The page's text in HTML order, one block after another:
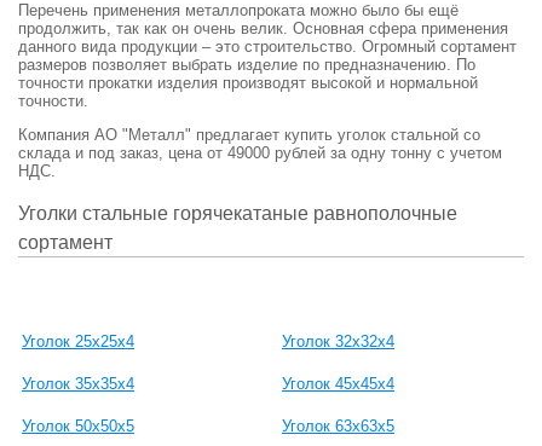
Перечень применения металлопроката можно было бы ещё
продолжить, так как он очень велик. Основная сфера применения
данного вида продукции – это строительство. Огромный сортамент
размеров позволяет выбрать изделие по предназначению. По
точности прокатки изделия производят высокой и нормальной
точности.
Компания АО "Металл" предлагает купить уголок стальной со
склада и под заказ, цена от 49000 рублей за одну тонну с учетом
НДС.
Уголки стальные горячекатаные равнополочные
сортамент
Уголок 25х25х4 Уголок 32х32х4
Уголок 35х35х4 Уголок 45х45х4
Уголок 50х50х5 Уголок 63х63х5